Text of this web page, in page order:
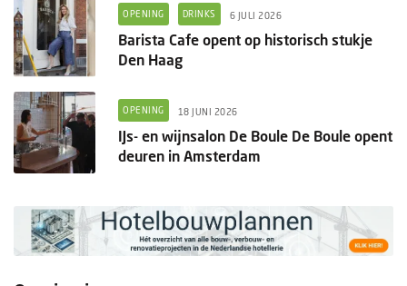
OPENING DRINKS 6 JULI 2026
Barista Cafe opent op historisch stukje
Den Haag
OPENING 18 JUNI 2026
IJs- en wijnsalon De Boule De Boule opent
deuren in Amsterdam